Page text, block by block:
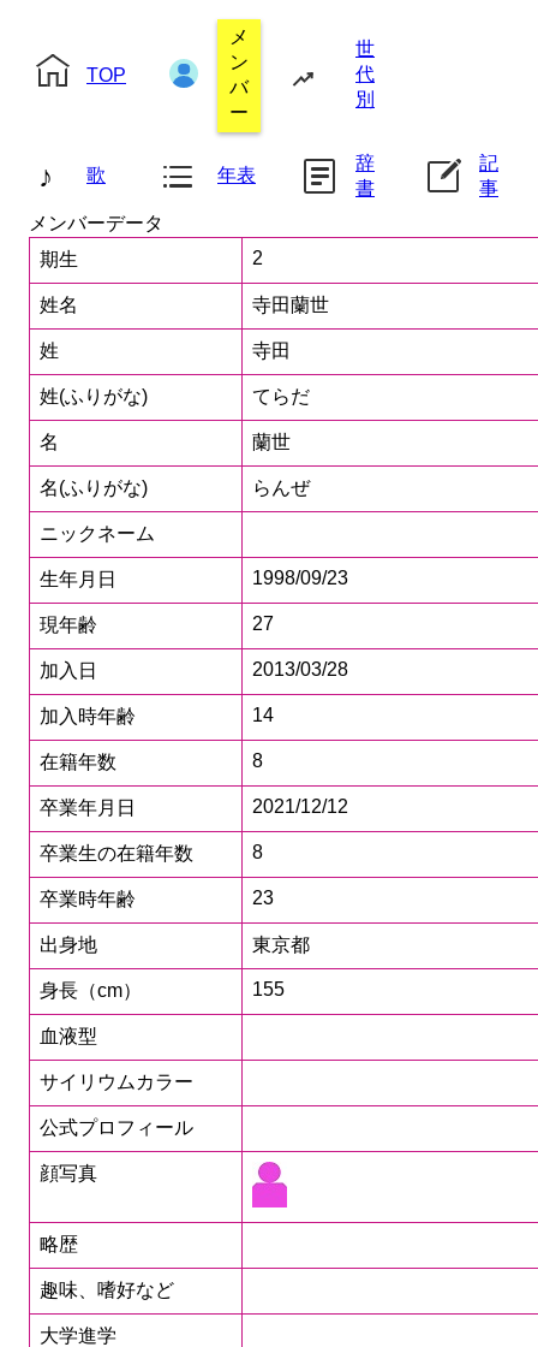
TOP
メ
ン
バ
ー
世
代
別
♪ 歌 年表
辞
書
記
事
メンバーデータ
期生
2
姓名 寺田蘭世
姓 寺田
姓(ふりがな) てらだ
名 蘭世
名(ふりがな) らんぜ
ニックネーム
生年月日 1998/09/23
現年齢 27
加入日 2013/03/28
加入時年齢 14
在籍年数 8
卒業年月日 2021/12/12
卒業生の在籍年数 8
卒業時年齢 23
出身地 東京都
身長（cm） 155
血液型
サイリウムカラー
公式プロフィール
顔写真
略歴
趣味、嗜好など
大学進学